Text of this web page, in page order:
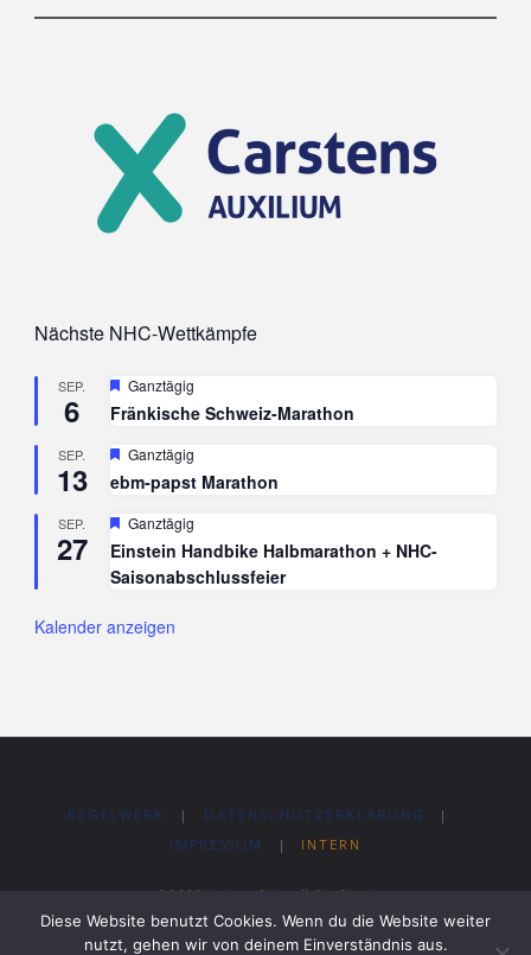
Nächste NHC-Wettkämpfe
SEP.
6
Hervorgehoben
Ganztägig
Fränkische Schweiz-Marathon
SEP.
13
Hervorgehoben
Ganztägig
ebm-papst Marathon
SEP.
27
Hervorgehoben
Ganztägig
Einstein Handbike Halbmarathon + NHC-
Saisonabschlussfeier
Kalender anzeigen
REGELWERK | DATENSCHUTZERKLÄRUNG
|
IMPRESSUM
| INTERN
©2022 National Handbike Circuit
Diese Website benutzt Cookies. Wenn du die Website weiter
nutzt, gehen wir von deinem Einverständnis aus.